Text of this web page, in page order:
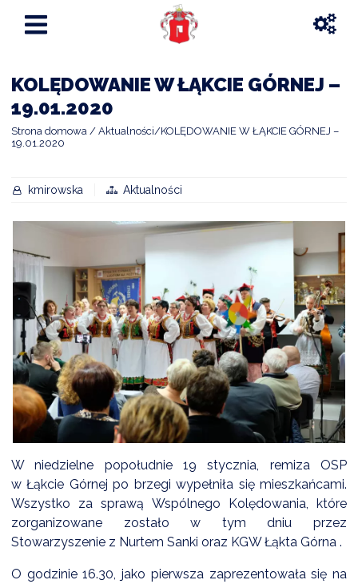
OBSŁUGI
KOLĘDOWANIE W ŁĄKCIE GÓRNEJ –
19.01.2020
Strona domowa Aktualności
KOLĘDOWANIE W ŁĄKCIE GÓRNEJ –
19.01.2020
kmirowska Aktualności
W niedzielne popołudnie 19 stycznia, remiza OSP
w Łąkcie Górnej po brzegi wypełniła się mieszkańcami.
Wszystko za sprawą Wspólnego Kolędowania, które
zorganizowane zostało w tym dniu przez
Stowarzyszenie z Nurtem Sanki oraz KGW Łąkta Górna .
O godzinie 16.30, jako pierwsza zaprezentowała się na